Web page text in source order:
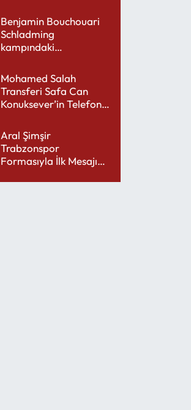
Benjamin Bouchouari
Schladming
kampındaki
Mohamed Salah
Transferi Safa Can
Konuksever’in Telefon
Aral Şimşir
Trabzonspor
Formasıyla İlk Mesajını